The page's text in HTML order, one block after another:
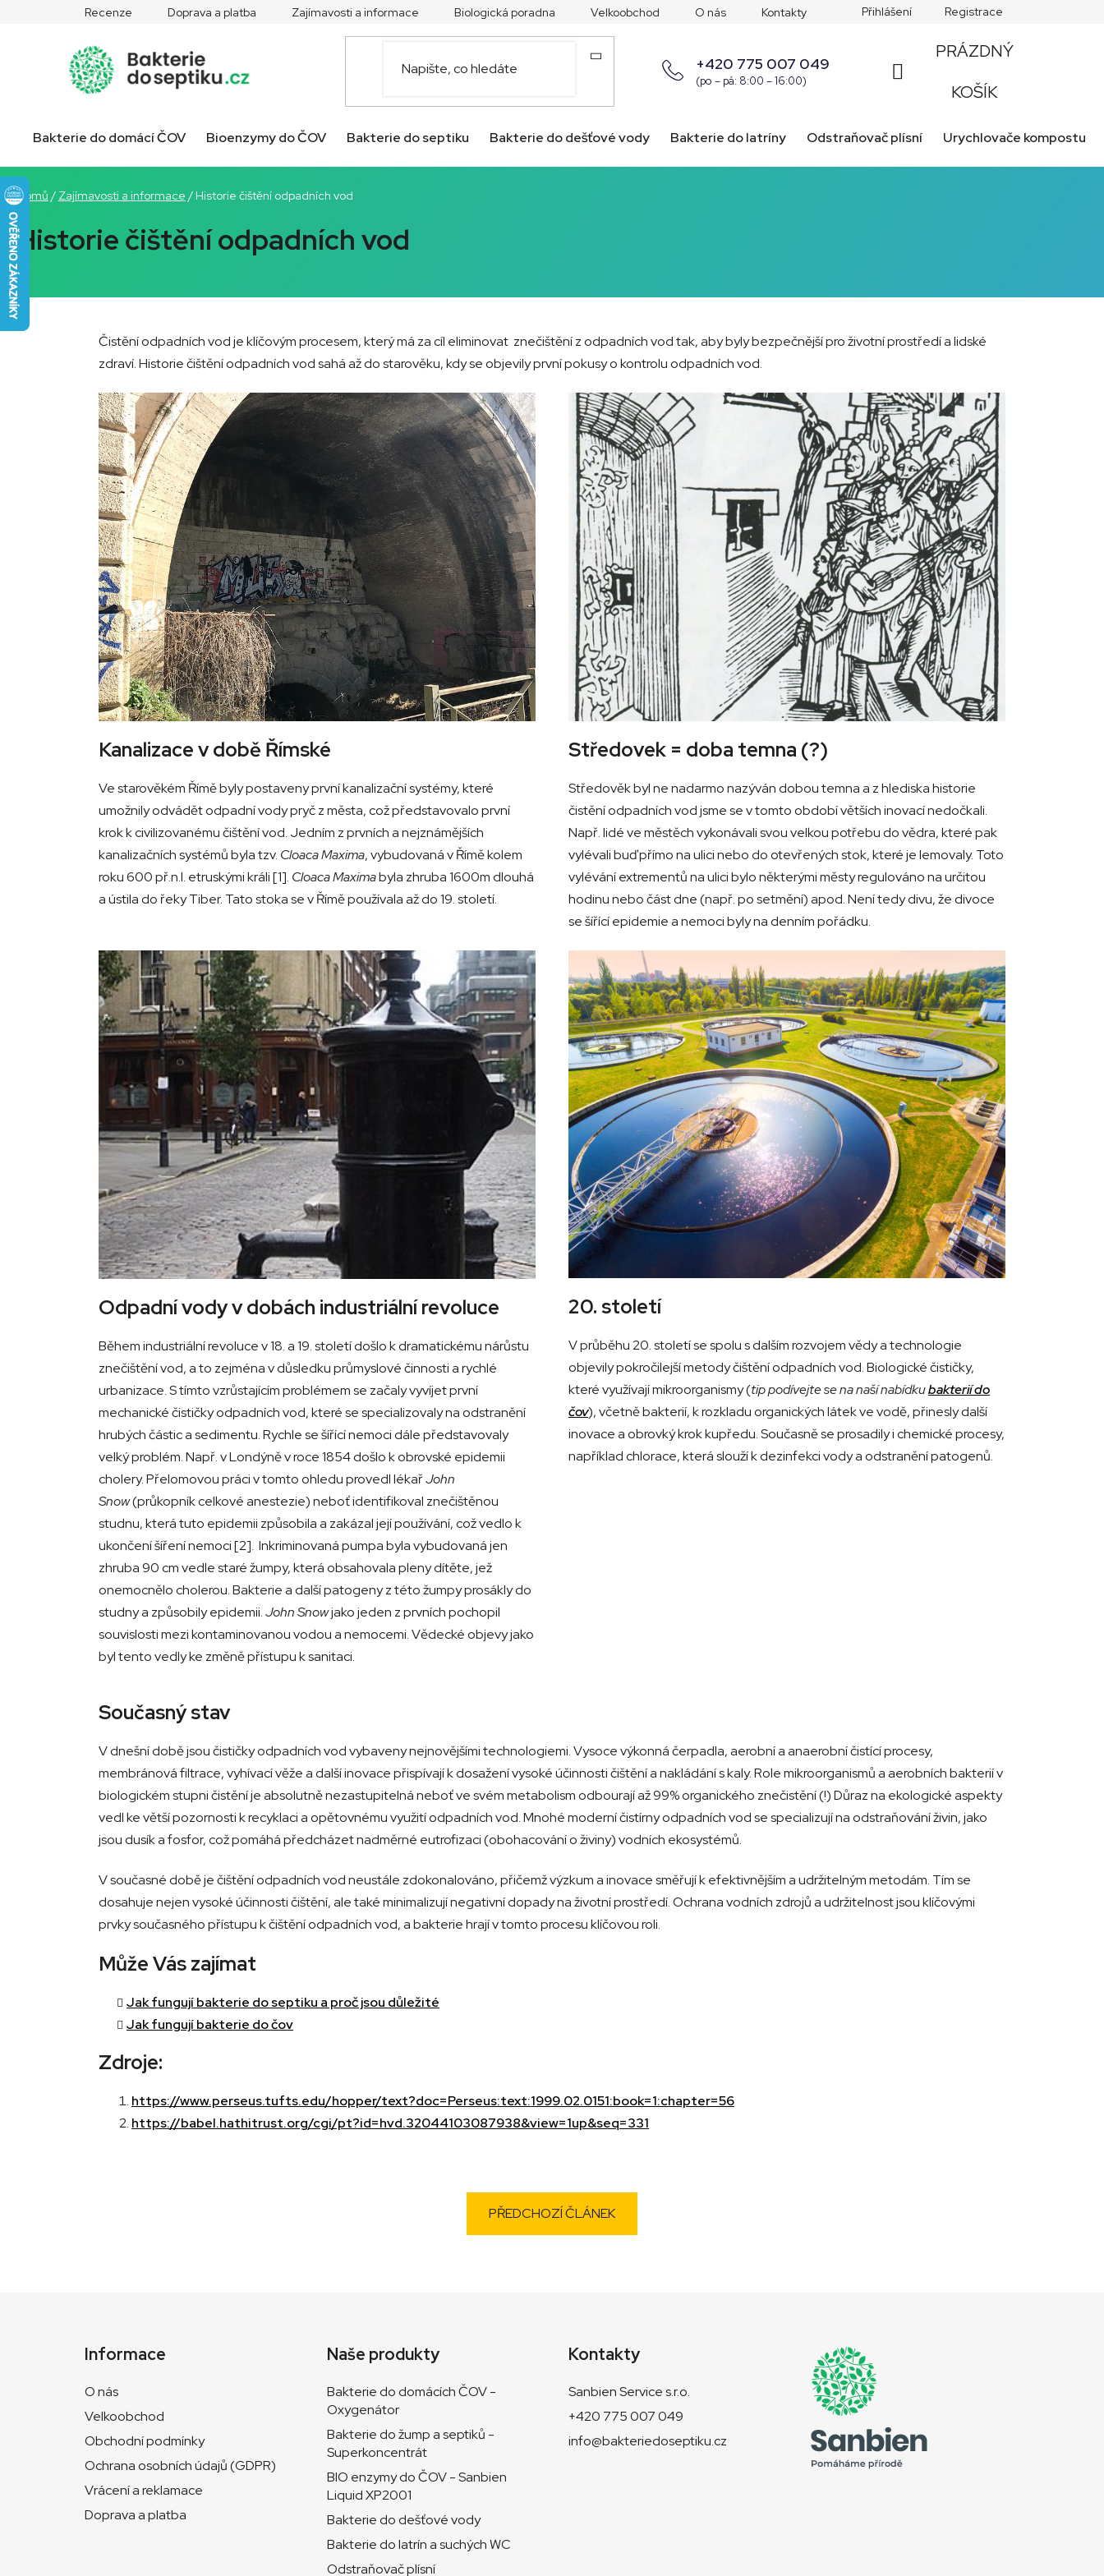
Recenze Doprava a platba Zajímavosti a informace Biologická poradna Velkoobchod O nás Kontakty Přihlášení Registrace
+420 775 007 049
(po – pá: 8:00 – 16:00)
NÁKUPNÍ
KOŠÍK
PRÁZDNÝ
KOŠÍK
Bakterie do domácí ČOV Bioenzymy do ČOV Bakterie do septiku Bakterie do dešťové vody Bakterie do latríny Odstraňovač plísní Urychlovače kompostu
Domů / Zajímavosti a informace / Historie čištění odpadních vod
Historie čištění odpadních vod
Čistění odpadních vod je klíčovým procesem, který má za cíl eliminovat znečištění z odpadních vod tak, aby byly bezpečnější pro životní prostředí a lidské
zdraví. Historie čištění odpadních vod sahá až do starověku, kdy se objevily první pokusy o kontrolu odpadních vod.
Kanalizace v době Římské
Ve starověkém Římě byly postaveny první kanalizační systémy, které
umožnily odvádět odpadní vody pryč z města, což představovalo první
krok k civilizovanému čištění vod. Jedním z prvních a nejznámějších
kanalizačních systémů byla tzv. Cloaca Maxima, vybudovaná v Římě kolem
roku 600 př.n.l. etruskými králi [1]. Cloaca Maximabyla zhruba 1600m dlouhá
a ústila do řeky Tiber. Tato stoka se v Římě používala až do 19. století.
Středovek = doba temna (?)
Středověk byl ne nadarmo nazýván dobou temna a z hlediska historie
čistění odpadních vod jsme se v tomto období větších inovací nedočkali.
Např. lidé ve městěch vykonávali svou velkou potřebu do vědra, které pak
vylévali buď přímo na ulici nebo do otevřených stok, které je lemovaly. Toto
vylévání extrementů na ulici bylo některými městy regulováno na určitou
hodinu nebo část dne (např. po setmění) apod. Není tedy divu, že divoce
se šířící epidemie a nemoci byly na denním pořádku.
Odpadní vody v dobách industriální revoluce
Během industriální revoluce v 18. a 19. století došlo k dramatickému nárůstu
znečištění vod, a to zejména v důsledku průmyslové činnosti a rychlé
urbanizace. S tímto vzrůstajícím problémem se začaly vyvíjet první
mechanické čističky odpadních vod, které se specializovaly na odstranění
hrubých částic a sedimentu. Rychle se šířící nemoci dále představovaly
velký problém. Např. v Londýně v roce 1854 došlo k obrovské epidemii
cholery. Přelomovou práci v tomto ohledu provedl lékařJohn
Snow(průkopník celkové anestezie) neboť identifikoval znečištěnou
studnu, která tuto epidemii způsobila a zakázal její používání, což vedlo k
ukončení šíření nemoci [2]. Inkriminovaná pumpa byla vybudovaná jen
zhruba 90 cm vedle staré žumpy, která obsahovala pleny dítěte, jež
onemocnělo cholerou. Bakterie a další patogeny z této žumpy prosákly do
studny a způsobily epidemii.John Snowjako jeden z prvních pochopil
souvislosti mezi kontaminovanou vodou a nemocemi. Vědecké objevy jako
byl tento vedly ke změně přístupu k sanitaci.
20. století
V průběhu 20. století se spolu s dalším rozvojem vědy a technologie
objevily pokročilejší metody čištění odpadních vod. Biologické čističky,
které využívají mikroorganismy (tip podívejte se na naší nabídkubakterií do
čov), včetně bakterií, k rozkladu organických látek ve vodě, přinesly další
inovace a obrovký krok kupředu. Současně se prosadily i chemické procesy,
například chlorace, která slouží k dezinfekci vody a odstranění patogenů.
Současný stav
V dnešní době jsou čističky odpadních vod vybaveny nejnovějšími technologiemi. Vysoce výkonná čerpadla, aerobní a anaerobní čistící procesy,
membránová filtrace, vyhívací věže a další inovace přispívají k dosažení vysoké účinnosti čištění a nakládání s kaly. Role mikroorganismů a aerobních bakterií v
biologickém stupni čistění je absolutně nezastupitelná neboť ve svém metabolism odbourají až 99% organického znečistění (!) Důraz na ekologické aspekty
vedl ke větší pozornosti k recyklaci a opětovnému využití odpadních vod. Mnohé moderní čistírny odpadních vod se specializují na odstraňování živin, jako
jsou dusík a fosfor, což pomáhá předcházet nadměrné eutrofizaci (obohacování o živiny) vodních ekosystémů.
V současné době je čištění odpadních vod neustále zdokonalováno, přičemž výzkum a inovace směřují k efektivnějším a udržitelným metodám. Tím se
dosahuje nejen vysoké účinnosti čištění, ale také minimalizují negativní dopady na životní prostředí. Ochrana vodních zdrojů a udržitelnost jsou klíčovými
prvky současného přístupu k čištění odpadních vod, a bakterie hrají v tomto procesu klíčovou roli.
Může Vás zajímat
Jak fungují bakterie do septiku a proč jsou důležité
Jak fungují bakterie do čov
Zdroje:
https://www.perseus.tufts.edu/hopper/text?doc=Perseus:text:1999.02.0151:book=1:chapter=56
https://babel.hathitrust.org/cgi/pt?id=hvd.32044103087938&view=1up&seq=331
PŘEDCHOZÍ ČLÁNEK
Informace
O nás
Velkoobchod
Obchodní podmínky
Ochrana osobních údajů (GDPR)
Vrácení a reklamace
Doprava a platba
Naše produkty
Bakterie do domácích ČOV -
Oxygenátor
Bakterie do žump a septiků -
Superkoncentrát
BIO enzymy do ČOV - Sanbien
Liquid XP2001
Bakterie do dešťové vody
Bakterie do latrín a suchých WC
Odstraňovač plísní
Kontakty
Sanbien Service s.r.o.
+420 775 007 049
info@bakteriedoseptiku.cz